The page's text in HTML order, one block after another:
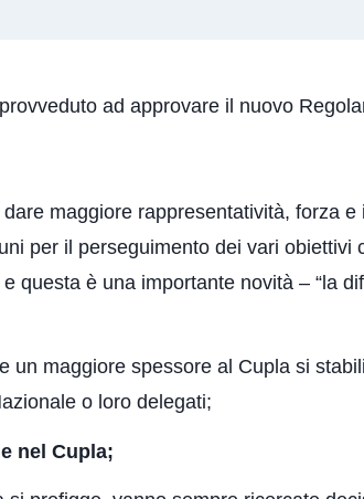
ad approvare il nuovo
maggiore rappresentatività, forza
per il perseguimento dei vari obiettivi
questa è una importante novità – “la
un maggiore spessore al Cupla si
o loro delegati;
nel Cupla;